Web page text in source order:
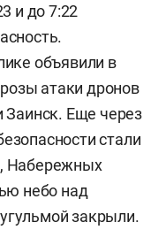
и до 7:22
объявили в
атаки дронов
Заинск. Еще через
стали
Набережных
небо над
закрыли.